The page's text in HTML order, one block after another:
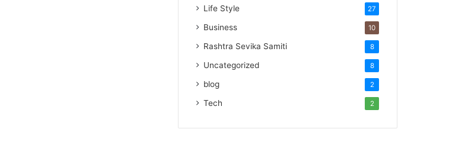
Life Style 27
Business 10
Rashtra Sevika Samiti 8
Uncategorized 8
blog 2
Tech 2